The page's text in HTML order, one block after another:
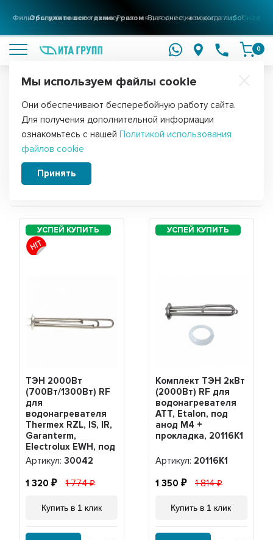
Фильтры для вашего домаРешения для очистки воды подробнее
0
Главная
Запчасти для водонагревателя
Electrolux EWH 30 Royal Flash Silver
ТЭН 2000Вт
(700Вт/1300Вт) RF
для
водонагревателя
Thermex RZL, IS, IR,
Garanterm,
Electrolux EWH, под
анод М4, нерж,
30042
Артикул:30042
1 320 1 774
Купить в 1 клик
Комплект ТЭН 2кВт
(2000Вт) RF для
водонагревателя
ATT, Etalon, под
анод М4 +
прокладка, 20116K1
Артикул: 20116K1
1 350 1 814
Купить в 1 клик
Мы используем файлы cookie
Они обеспечивают бесперебойную работу сайта.
Для получения дополнительной информации
ознакомьтесь с нашей Политикой использования
файлов cookie
Принять